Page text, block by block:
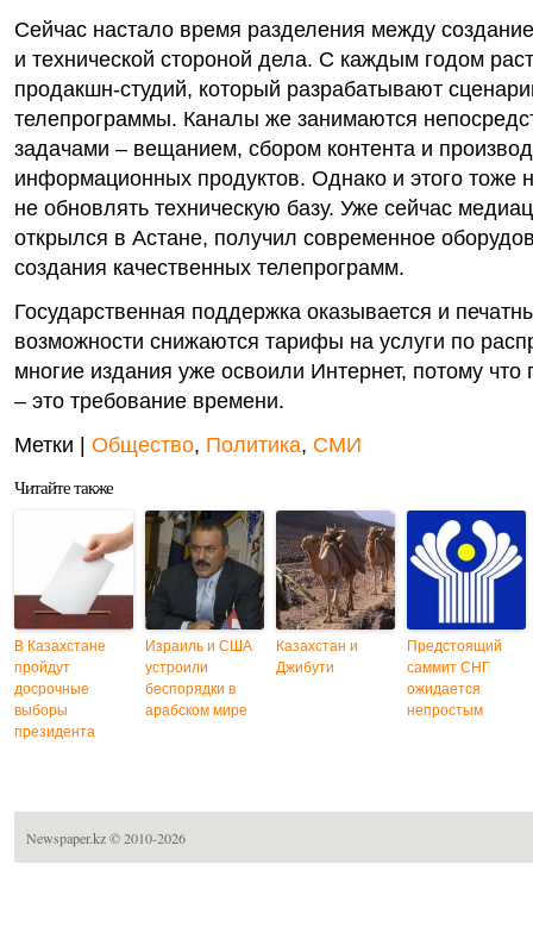
Сейчас настало время разделения между
и технической стороной дела. С каждым годом
продакшн-студий, который разрабатывают
телепрограммы. Каналы же занимаются
задачами – вещанием, сбором контента и
информационных продуктов. Однако и этого тоже
не обновлять техническую базу. Уже сейчас
открылся в Астане, получил современное
создания качественных телепрограмм.
Государственная поддержка оказывается и
возможности снижаются тарифы на услуги по
многие издания уже освоили Интернет, потому что
– это требование времени.
Метки | Общество, Политика, СМИ
Читайте также
В Казахстане
пройдут
досрочные
выборы
президента
Израиль и США
устроили
беспорядки в
арабском мире
Казахстан и
Джибути
Предстоящий
саммит СНГ
ожидается
непростым
Newspaper.kz© 2010-2026